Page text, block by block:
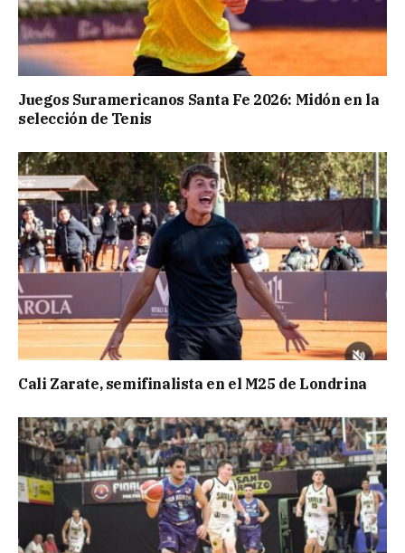
Juegos Suramericanos Santa Fe 2026: Midón en la
selección de Tenis
Cali Zarate, semifinalista en el M25 de Londrina